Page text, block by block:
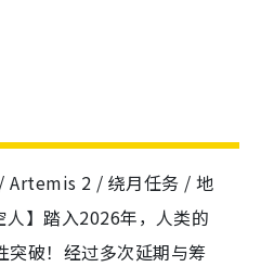
/ Artemis 2 / 绕月任务 / 地
】踏入2026年，人类的
突破！经过多次延期与筹